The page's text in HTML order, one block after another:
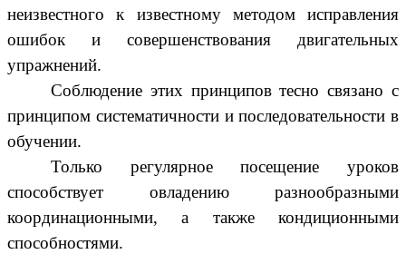
неизвестного к известному методом исправления
ошибок и совершенствования двигательных
упражнений.
Соблюдение этих принципов тесно связано с
принципом систематичности и последовательности в
обучении.
Только регулярное посещение уроков
способствует овладению разнообразными
координационными, а также кондиционными
способностями.